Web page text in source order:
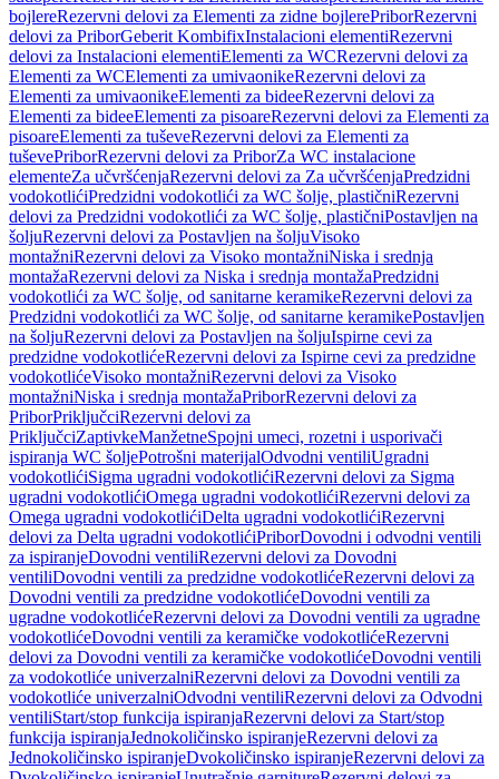
bojlereRezervni delovi za Elementi za zidne bojlerePriborRezervni
delovi za PriborGeberit KombifixInstalacioni elementiRezervni
delovi za Instalacioni elementiElementi za WCRezervni delovi za
Elementi za WCElementi za umivaonikeRezervni delovi za
Elementi za umivaonikeElementi za bideeRezervni delovi za
Elementi za bideeElementi za pisoareRezervni delovi za Elementi za
pisoareElementi za tuševeRezervni delovi za Elementi za
tuševePriborRezervni delovi za PriborZa WC instalacione
elementeZa učvršćenjaRezervni delovi za Za učvršćenjaPredzidni
vodokotlićiPredzidni vodokotlići za WC šolje, plastičniRezervni
delovi za Predzidni vodokotlići za WC šolje, plastičniPostavljen na
šoljuRezervni delovi za Postavljen na šoljuVisoko
montažniRezervni delovi za Visoko montažniNiska i srednja
montažaRezervni delovi za Niska i srednja montažaPredzidni
vodokotlići za WC šolje, od sanitarne keramikeRezervni delovi za
Predzidni vodokotlići za WC šolje, od sanitarne keramikePostavljen
na šoljuRezervni delovi za Postavljen na šoljuIspirne cevi za
predzidne vodokotlićeRezervni delovi za Ispirne cevi za predzidne
vodokotlićeVisoko montažniRezervni delovi za Visoko
montažniNiska i srednja montažaPriborRezervni delovi za
PriborPriključciRezervni delovi za
PriključciZaptivkeManžetneSpojni umeci, rozetni i usporivači
ispiranja WC šoljePotrošni materijalOdvodni ventiliUgradni
vodokotlićiSigma ugradni vodokotlićiRezervni delovi za Sigma
ugradni vodokotlićiOmega ugradni vodokotlićiRezervni delovi za
Omega ugradni vodokotlićiDelta ugradni vodokotlićiRezervni
delovi za Delta ugradni vodokotlićiPriborDovodni i odvodni ventili
za ispiranjeDovodni ventiliRezervni delovi za Dovodni
ventiliDovodni ventili za predzidne vodokotlićeRezervni delovi za
Dovodni ventili za predzidne vodokotlićeDovodni ventili za
ugradne vodokotlićeRezervni delovi za Dovodni ventili za ugradne
vodokotlićeDovodni ventili za keramičke vodokotlićeRezervni
delovi za Dovodni ventili za keramičke vodokotlićeDovodni ventili
za vodokotliće univerzalniRezervni delovi za Dovodni ventili za
vodokotliće univerzalniOdvodni ventiliRezervni delovi za Odvodni
ventiliStart/stop funkcija ispiranjaRezervni delovi za Start/stop
funkcija ispiranjaJednokoličinsko ispiranjeRezervni delovi za
Jednokoličinsko ispiranjeDvokoličinsko ispiranjeRezervni delovi za